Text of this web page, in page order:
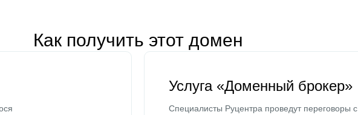
Как получить этот домен
Услуга «Доменный брокер»
Специалисты Руцентра проведут переговоры с